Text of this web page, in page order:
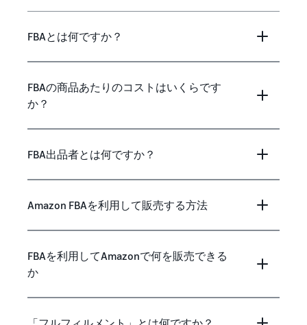
FBAとは何ですか？
FBAの商品あたりのコストはいくらです
か？
FBA出品者とは何ですか？
Amazon FBAを利用して販売する方法
FBAを利用してAmazonで何を販売できる
か